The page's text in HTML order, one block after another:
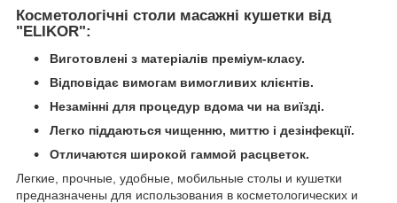
Косметологічні столи масажні кушетки від
"ELIKOR":
Виготовлені з матеріалів преміум-класу.
Відповідає вимогам вимогливих клієнтів.
Незамінні для процедур вдома чи на виїзді.
Легко піддаються чищенню, миттю і дезінфекції.
Отличаются широкой гаммой расцветок.
Легкие, прочные, удобные, мобильные столы и кушетки
предназначены для использования в косметологических и